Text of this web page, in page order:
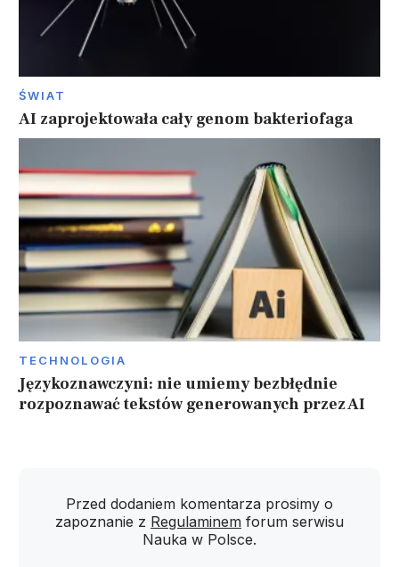
ŚWIAT
AI zaprojektowała cały genom bakteriofaga
TECHNOLOGIA
Językoznawczyni: nie umiemy bezbłędnie
rozpoznawać tekstów generowanych przez AI
Przed dodaniem komentarza prosimy o
zapoznanie z Regulaminem forum serwisu
Nauka w Polsce.